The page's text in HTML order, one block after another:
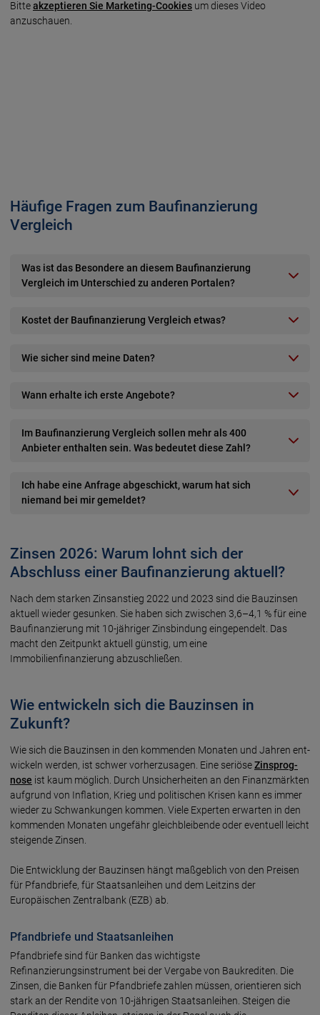
Bitteakzeptieren Sie Marketing-Cookies um dieses Video
anzuschauen.
Häufige Fragen zum Baufinanzierung
Vergleich
Was ist das Besondere an diesem Baufinanzierung
Vergleich im Unterschied zu anderen Portalen?
Kostet der Baufinanzierung Vergleich etwas?
Wie sicher sind meine Daten?
Wann erhalte ich erste Angebote?
Im Baufinanzierung Vergleich sollen mehr als 400
Anbieter enthalten sein. Was bedeutet diese Zahl?
Ich habe eine Anfrage abgeschickt, warum hat sich
niemand bei mir gemeldet?
Zinsen 2026: Warum lohnt sich der
Abschluss einer Baufinanzierung aktuell?
Nach dem starken Zinsanstieg 2022 und 2023 sind die Bauzinsen
aktuell wieder gesunken. Sie haben sich zwischen 3,6–4,1 % für eine
Baufinanzierung mit 10-jähriger Zinsbindung eingependelt. Das
macht den Zeitpunkt aktuell günstig, um eine
Immobilienfinanzierung abzuschließen.
Wie entwickeln sich die Bauzinsen in
Zukunft?
Wie sich die Bau­zinsen in den kommen­den Monaten und Jahren ent­
wickeln werden, ist schwer vorher­zusagen. Eine seriöseZins­prog­
nose ist kaum möglich. Durch Unsicherheiten an den Finanzmärkten
aufgrund von Inflation, Krieg und politischen Krisen kann es immer
wieder zu Schwankungen kommen. Viele Experten erwarten in den
kommenden Monaten ungefähr gleichbleibende oder eventuell leicht
steigende Zinsen.
Die Entwicklung der Bauzinsen hängt maßgeblich von den Preisen
für Pfandbriefe, für Staatsanleihen und dem Leitzins der
Europäischen Zentralbank (EZB) ab.
Pfandbriefe und Staatsanleihen
Pfandbriefe sind für Banken das wichtigste
Refinanzierungsinstrument bei der Vergabe von Baukrediten. Die
Zinsen, die Banken für Pfandbriefe zahlen müssen, orientieren sich
stark an der Rendite von 10-jährigen Staatsanleihen. Steigen die